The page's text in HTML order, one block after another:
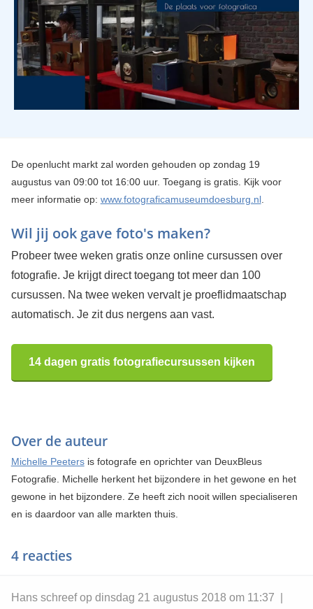
De openlucht markt zal worden gehouden op zondag 19
augustus van 09:00 tot 16:00 uur. Toegang is gratis. Kijk voor
meer informatie op: www.fotograficamuseumdoesburg.nl.
Wil jij ook gave foto's maken?
Probeer twee weken gratis onze online cursussen over
fotografie. Je krijgt direct toegang tot meer dan 100
cursussen. Na twee weken vervalt je proeflidmaatschap
automatisch. Je zit dus nergens aan vast.
14 dagen gratis fotografiecursussen kijken
Over de auteur
Michelle Peetersis fotografe en oprichter van DeuxBleus
Fotografie. Michelle herkent het bijzondere in het gewone en het
gewone in het bijzondere. Ze heeft zich nooit willen specialiseren
en is daardoor van alle markten thuis.
4 reacties
Hans schreef op dinsdag 21 augustus 2018 om 11:37 |